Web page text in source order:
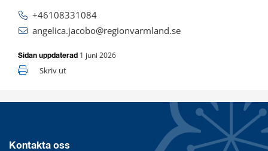
+46108331084
angelica.jacobo@regionvarmland.se
Sidan uppdaterad 1 juni 2026
Skriv ut
Kontakta oss